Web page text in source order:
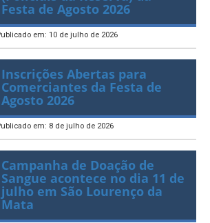
Apoio e Coordenadores
(Policiais da Reserva) da
Festa de Agosto 2026
Inscrições Abertas para
Comerciantes da Festa de
Agosto 2026
Campanha de Doação de
Sangue acontece no dia 11 de
julho em São Lourenço da